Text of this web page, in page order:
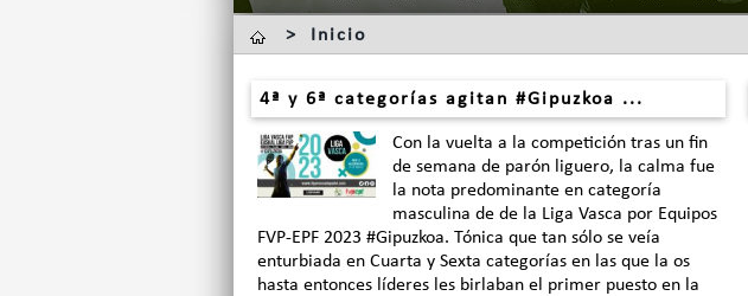
> Inicio
4ª y 6ª categorías agitan #Gipuzkoa ...
Con la vuelta a la competición tras un fin
de semana de parón liguero, la calma fue
la nota predominante en categoría
masculina de de la Liga Vasca por Equipos
FVP-EPF 2023 #Gipuzkoa. Tónica que tan sólo se veía
enturbiada en Cuarta y Sexta categorías en las que la os
hasta entonces líderes les birlaban el primer puesto en la